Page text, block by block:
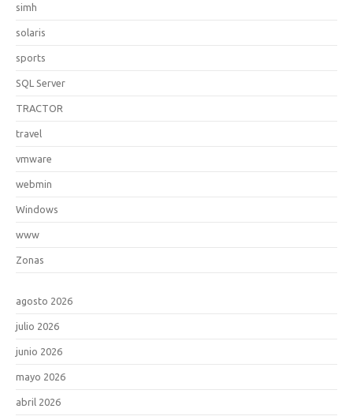
simh
solaris
sports
SQL Server
TRACTOR
travel
vmware
webmin
Windows
www
Zonas
agosto 2026
julio 2026
junio 2026
mayo 2026
abril 2026